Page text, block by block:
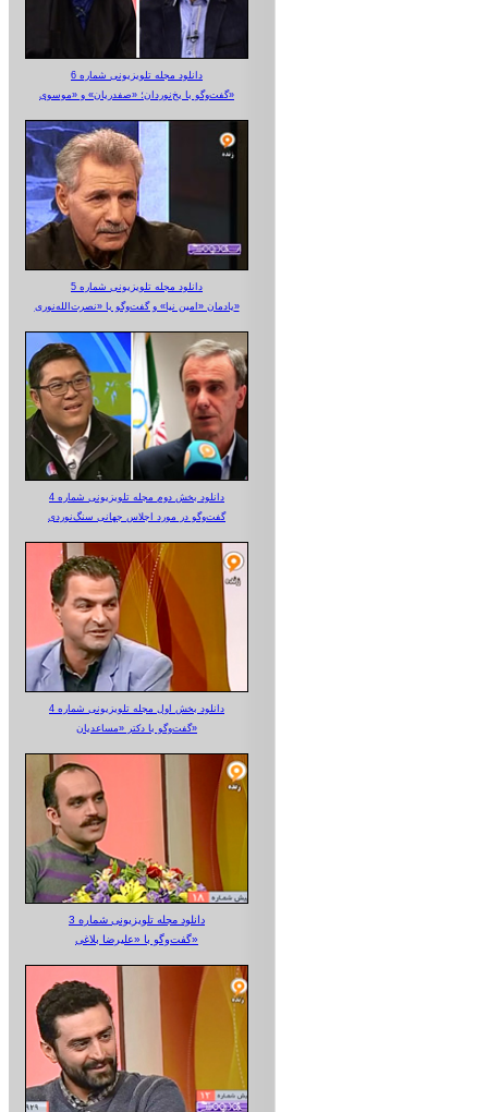
دانلود مجله تلویزیونی شماره 6
گفت‌وگو با یخ‌نوردان؛ «صفدریان» و «موسوی»
دانلود مجله تلویزیونی شماره 5
یادمان «امین نیا» و گفت‌وگو با «نصرت‌الله‌نوری»
دانلود بخش دوم مجله تلویزیونی شماره 4
گفت‌وگو در مورد اجلاس جهانی سنگ‌نوردی
دانلود بخش اول مجله تلویزیونی شماره 4
گفت‌وگو با دکتر «مساعدیان»
دانلود مجله تلویزیونی شماره 3
گفت‌وگو با «علیرضا بلاغی»